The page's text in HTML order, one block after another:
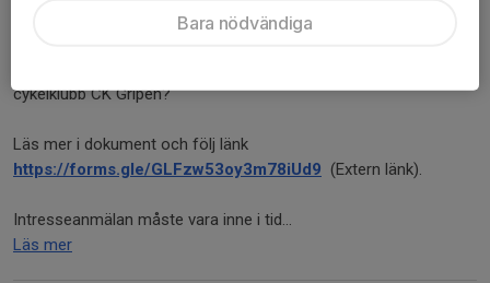
cykelklubb CK Gripen?
Läs mer i dokument och följ länk
https://forms.gle/GLFzw53oy3m78iUd9 (Extern länk).
Intresseanmälan måste vara inne i tid...
Läs mer
Bara nödvändiga